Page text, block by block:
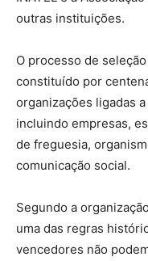
outras instituições.
O processo de
constituído por
organizações ligadas
incluindo empresas,
de freguesia,
comunicação social.
Segundo a
uma das regras
vencedores não